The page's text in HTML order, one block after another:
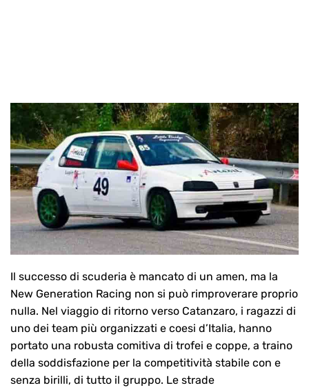
Il successo di scuderia è mancato di un amen, ma la
New Generation Racing non si può rimproverare proprio
nulla. Nel viaggio di ritorno verso Catanzaro, i ragazzi di
uno dei team più organizzati e coesi d’Italia, hanno
portato una robusta comitiva di trofei e coppe, a traino
della soddisfazione per la competitività stabile con e
senza birilli, di tutto il gruppo. Le strade